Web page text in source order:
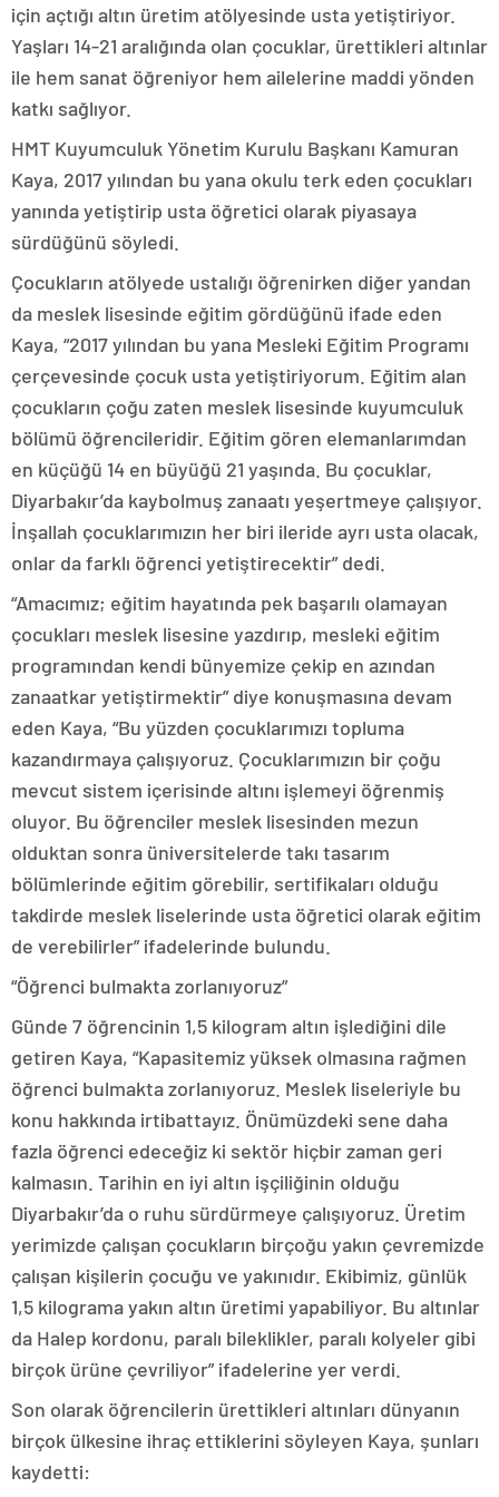
için açtığı altın üretim atölyesinde usta yetiştiriyor.
Yaşları 14-21 aralığında olan çocuklar, ürettikleri altınlar
ile hem sanat öğreniyor hem ailelerine maddi yönden
katkı sağlıyor.
HMT Kuyumculuk Yönetim Kurulu Başkanı Kamuran
Kaya, 2017 yılından bu yana okulu terk eden çocukları
yanında yetiştirip usta öğretici olarak piyasaya
sürdüğünü söyledi.
Çocukların atölyede ustalığı öğrenirken diğer yandan
da meslek lisesinde eğitim gördüğünü ifade eden
Kaya, “2017 yılından bu yana Mesleki Eğitim Programı
çerçevesinde çocuk usta yetiştiriyorum. Eğitim alan
çocukların çoğu zaten meslek lisesinde kuyumculuk
bölümü öğrencileridir. Eğitim gören elemanlarımdan
en küçüğü 14 en büyüğü 21 yaşında. Bu çocuklar,
Diyarbakır’da kaybolmuş zanaatı yeşertmeye çalışıyor.
İnşallah çocuklarımızın her biri ileride ayrı usta olacak,
onlar da farklı öğrenci yetiştirecektir” dedi.
“Amacımız; eğitim hayatında pek başarılı olamayan
çocukları meslek lisesine yazdırıp, mesleki eğitim
programından kendi bünyemize çekip en azından
zanaatkar yetiştirmektir” diye konuşmasına devam
eden Kaya, “Bu yüzden çocuklarımızı topluma
kazandırmaya çalışıyoruz. Çocuklarımızın bir çoğu
mevcut sistem içerisinde altını işlemeyi öğrenmiş
oluyor. Bu öğrenciler meslek lisesinden mezun
olduktan sonra üniversitelerde takı tasarım
bölümlerinde eğitim görebilir, sertifikaları olduğu
takdirde meslek liselerinde usta öğretici olarak eğitim
de verebilirler” ifadelerinde bulundu.
“Öğrenci bulmakta zorlanıyoruz”
Günde 7 öğrencinin 1,5 kilogram altın işlediğini dile
getiren Kaya, “Kapasitemiz yüksek olmasına rağmen
öğrenci bulmakta zorlanıyoruz. Meslek liseleriyle bu
konu hakkında irtibattayız. Önümüzdeki sene daha
fazla öğrenci edeceğiz ki sektör hiçbir zaman geri
kalmasın. Tarihin en iyi altın işçiliğinin olduğu
Diyarbakır’da o ruhu sürdürmeye çalışıyoruz. Üretim
yerimizde çalışan çocukların birçoğu yakın çevremizde
çalışan kişilerin çocuğu ve yakınıdır. Ekibimiz, günlük
1,5 kilograma yakın altın üretimi yapabiliyor. Bu altınlar
da Halep kordonu, paralı bileklikler, paralı kolyeler gibi
birçok ürüne çevriliyor” ifadelerine yer verdi.
Son olarak öğrencilerin ürettikleri altınları dünyanın
birçok ülkesine ihraç ettiklerini söyleyen Kaya, şunları
kaydetti: